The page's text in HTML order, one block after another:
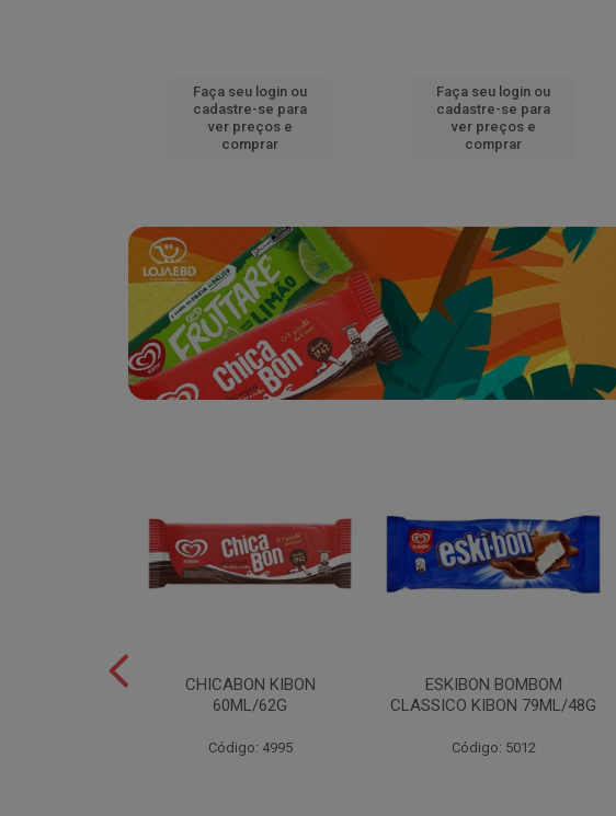
Faça seu login ou
cadastre-se para
ver preços e
comprar
Faça seu login ou
cadastre-se para
ver preços e
comprar
CHICABON KIBON
60ML/62G
Código: 4995
ESKIBON BOMBOM
CLASSICO KIBON 79ML/48G
Código: 5012